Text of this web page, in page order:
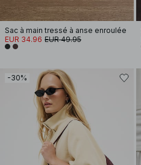
Sac à main tressé à anse enroulée
EUR 34.96 EUR 49.95
-30%